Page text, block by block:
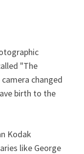
"The
changed
birth to the
Kodak
like George